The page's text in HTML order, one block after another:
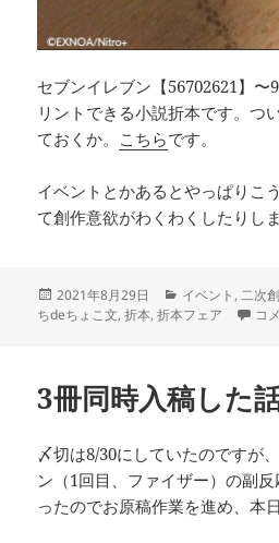
セブンイレブン【56702621】〜
リントできる小説折本です。つ
ておくか。 こちらです。
イベントとかあるとやっぱりこ
て創作意欲がわくわくしたりし
投
稿
2021年8月29日
カ
テ
イベント,二次
ちdeちょこ文,折本,折本フェア 折
コ
3冊同時入稿した
〆切は8/30にしていたのですが
ン（1回目、ファイザー）の副
ったのでお原稿作業を進め、本